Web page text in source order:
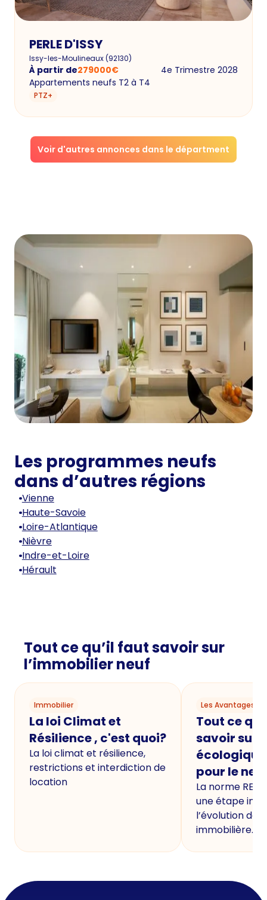
PERLE D'ISSY
Issy-les-Moulineaux(92130)
À partir de279000€
4e Trimestre 2028
Appartements neufs T2 à T4
PTZ+
Voir d'autres annonces dans le départment
Les programmes neufs
dans d’autres régions
Vienne
Haute-Savoie
Loire-Atlantique
Nièvre
Indre-et-Loire
Hérault
Tout ce qu’il faut savoir sur
l’immobilier neuf
Immobilier
La loi Climat et
Résilience , c'est quoi?
La loi climat et résilience,
restrictions et interdiction de
location
Les Avantages
Tout ce
savoir sur
écologique
pour le
La norme
une étape
l’évolution de
immobilière.